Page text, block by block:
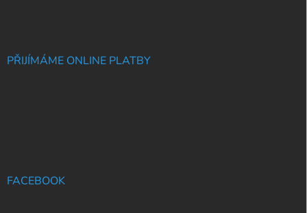
PŘIJÍMÁME ONLINE PLATBY
FACEBOOK